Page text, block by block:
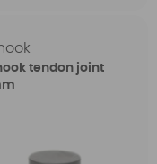
tendon joint